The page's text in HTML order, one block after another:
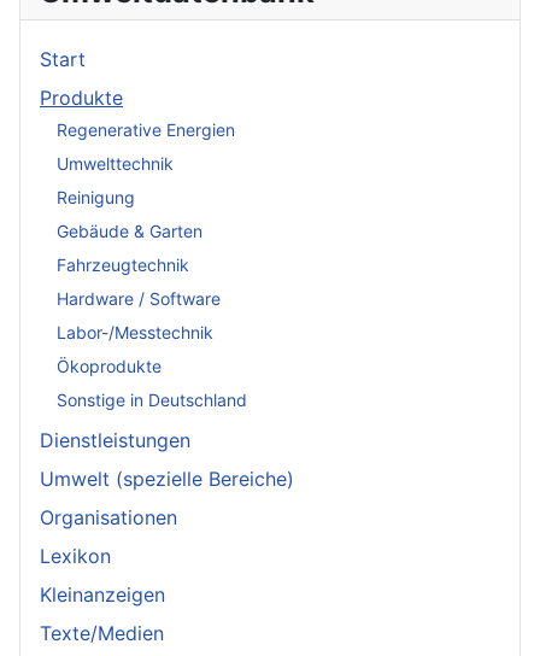
Start
Produkte
Regenerative Energien
Umwelttechnik
Reinigung
Gebäude & Garten
Fahrzeugtechnik
Hardware / Software
Labor-/Messtechnik
Ökoprodukte
Sonstige in Deutschland
Dienstleistungen
Umwelt (spezielle Bereiche)
Organisationen
Lexikon
Kleinanzeigen
Texte/Medien